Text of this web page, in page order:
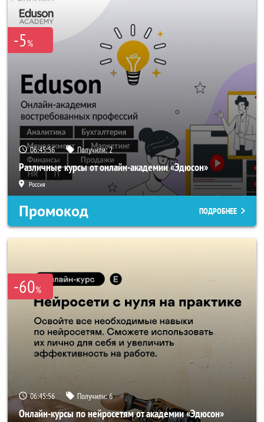
-5%
06:45:55 Получили:2
Различные курсы от онлайн-академии «Эдюсон»
Россия
Промокод ПОДРОБНЕЕ
-60%
06:45:55 Получили:6
Онлайн-курсы по нейросетям от академии «Эдюсон»